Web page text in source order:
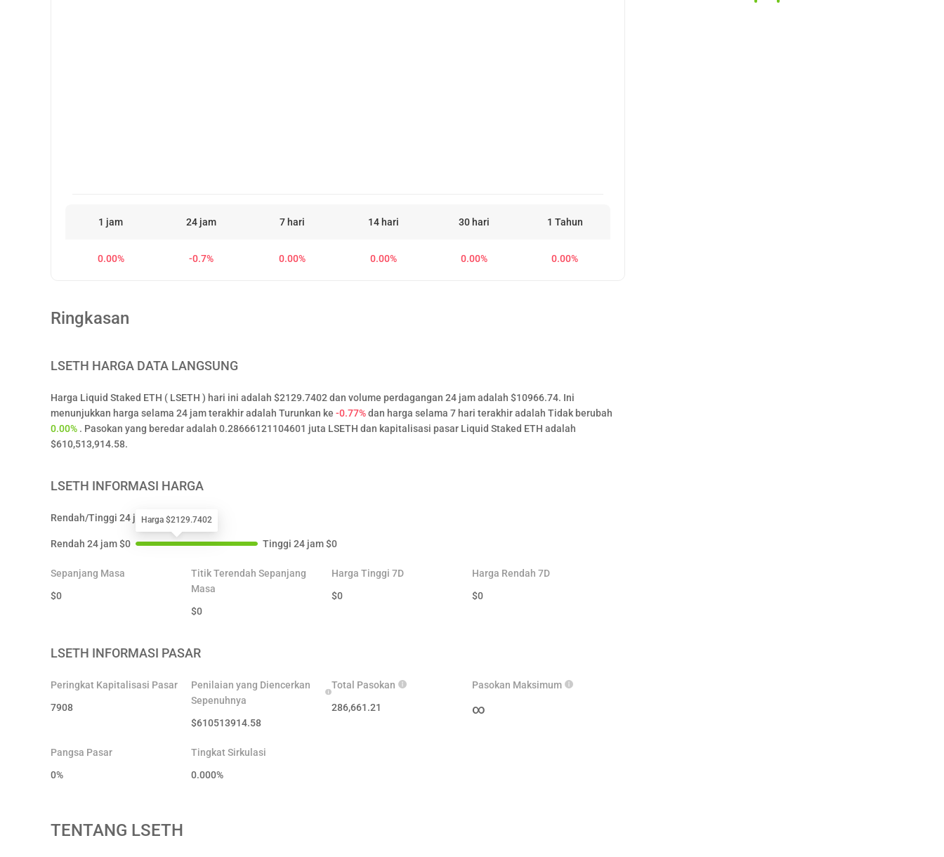
1 jam 24 jam 7 hari 14 hari 30 hari 1 Tahun
0.00% -0.7% 0.00% 0.00% 0.00% 0.00%
Ringkasan
LSETH HARGA DATA LANGSUNG
Harga Liquid Staked ETH ( LSETH ) hari ini adalah $2129.7402 dan volume perdagangan 24 jam adalah $10966.74. Ini
menunjukkan harga selama 24 jam terakhir adalah Turunkan ke -0.77%dan harga selama 7 hari terakhir adalah Tidak berubah
0.00% . Pasokan yang beredar adalah 0.28666121104601 juta LSETH dan kapitalisasi pasar Liquid Staked ETH adalah
$610,513,914.58.
LSETH INFORMASI HARGA
Rendah/Tinggi 24 jam
Rendah 24 jam$0
Harga $2129.7402
Tinggi 24 jam$0
Sepanjang Masa
$0
Titik Terendah Sepanjang
Masa
$0
Harga Tinggi 7D
$0
Harga Rendah 7D
$0
LSETH INFORMASI PASAR
Peringkat Kapitalisasi Pasar
7908
Penilaian yang Diencerkan
Sepenuhnya
$610513914.58
Total Pasokan
286,661.21
Pasokan Maksimum
∞
Pangsa Pasar
0%
Tingkat Sirkulasi
0.000%
TENTANG LSETH